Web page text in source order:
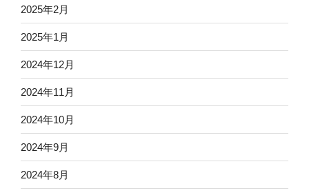
2025年2月
2025年1月
2024年12月
2024年11月
2024年10月
2024年9月
2024年8月